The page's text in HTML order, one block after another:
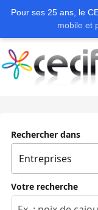
Pour ses 25 ans, le
mobile et
Rechercher dans
Votre recherche